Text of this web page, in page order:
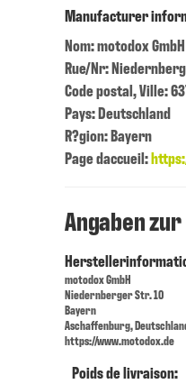
Manufacturer
Nom: motodox GmbH
Rue/Nr:
Code postal, Ville:
Pays: Deutschland
R?gion: Bayern
Page daccueil:
Angaben
motodox GmbH
Niedernberger Str. 10
Bayern
Aschaffenburg,
https://www.motodox.de
Poids de livraison: